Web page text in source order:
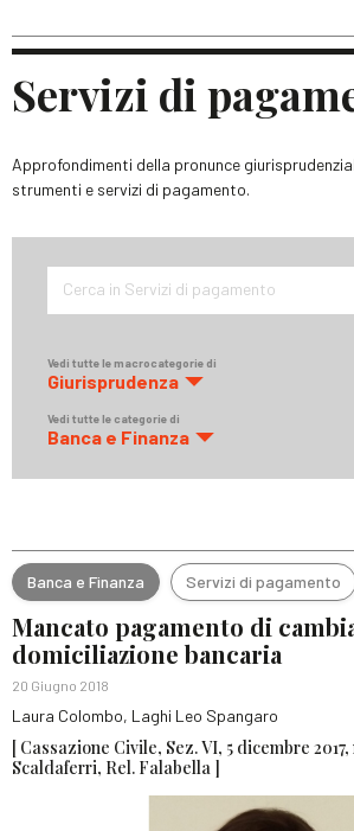
Servizi di
Approfondimenti della pronunce
strumenti e servizi di pagamento.
Cerca in Servizi di pagamento
Vedi tutte le macrocategorie di
Giurisprudenza
Vedi tutte le categorie di
Banca e Finanza
Banca e Finanza Servizi di pagamento
Mancato pagamento di
domiciliazione bancaria
20 Giugno 2018
Laura Colombo, Laghi Leo Spangaro
[ Cassazione Civile, Sez. VI, 5 dicembre 2017,
Scaldaferri, Rel. Falabella ]